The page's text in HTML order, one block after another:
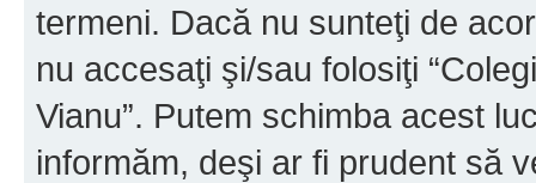
termeni. Dacă nu sunteţi de
nu accesaţi şi/sau folosiţi
Vianu”. Putem schimba acest
informăm, deşi ar fi prudent să